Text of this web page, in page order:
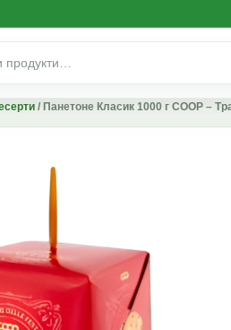
за:
/ Панетоне Класик 1000 г COOP –